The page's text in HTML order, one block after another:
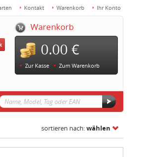
Ihr Konto
Warenkorb
Kontakt
Warenkorb
0.00 €
Zur Kasse Zum Warenkorb
sortieren nach:wählen